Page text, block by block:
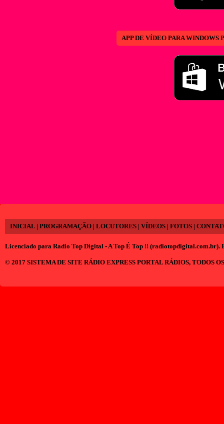
APP DE VÍDEO PARA WINDOWS
INICIAL PROGRAMAÇÃO LOCUTORES VÍDEOS FOTOS
Licenciado para Radio Top Digital - A Top É Top !! (radiotopdigital.com.br).
© 2017 SISTEMA DE SITE RÁDIO EXPRESS PORTAL RÁDIOS, TODOS